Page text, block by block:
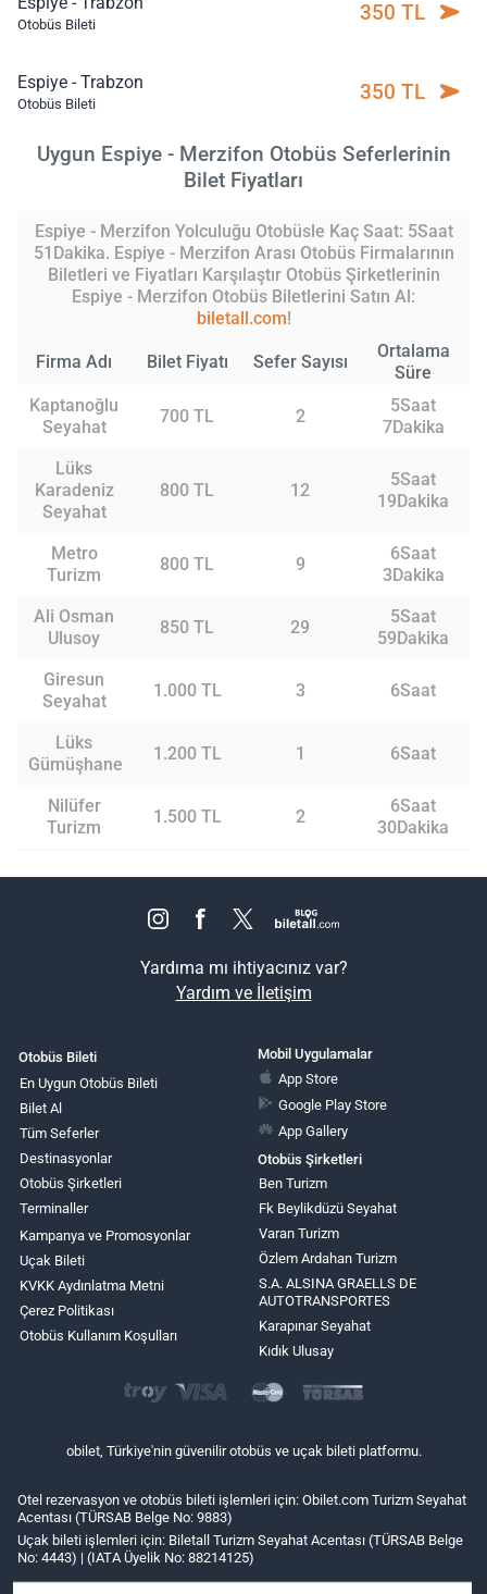
Otobüs Bileti 350 TL
Espiye - Trabzon
Otobüs Bileti 350 TL
Uygun Espiye - Merzifon Otobüs Seferlerinin
Bilet Fiyatları
Espiye - Merzifon Yolculuğu Otobüsle Kaç Saat: 5Saat
51Dakika. Espiye - Merzifon Arası Otobüs Firmalarının
Biletleri ve Fiyatları Karşılaştır Otobüs Şirketlerinin
Espiye - Merzifon Otobüs Biletlerini Satın Al:
biletall.com!
Firma Adı Bilet Fiyatı Sefer Sayısı
Ortalama
Süre
Kaptanoğlu
Seyahat
700 TL 2
5Saat
7Dakika
Lüks
Karadeniz
Seyahat
800 TL 12
5Saat
19Dakika
Metro
Turizm
800 TL 9
6Saat
3Dakika
Ali Osman
Ulusoy
850 TL 29
5Saat
59Dakika
Giresun
Seyahat
1.000 TL 3 6Saat
Lüks
Gümüşhane
1.200 TL 1 6Saat
Nilüfer
Turizm
1.500 TL 2
6Saat
30Dakika
Yardıma mı ihtiyacınız var?
Yardım ve İletişim
Otobüs Bileti
En Uygun Otobüs Bileti
Bilet Al
Tüm Seferler
Destinasyonlar
Otobüs Şirketleri
Terminaller
Kampanya ve Promosyonlar
Uçak Bileti
KVKK Aydınlatma Metni
Çerez Politikası
Otobüs Kullanım Koşulları
Mobil Uygulamalar
App Store
Google Play Store
App Gallery
Otobüs Şirketleri
Ben Turizm
Fk Beylikdüzü Seyahat
Varan Turizm
Özlem Ardahan Turizm
S.A. ALSINA GRAELLS DE
AUTOTRANSPORTES
Karapınar Seyahat
Kıdık Ulusay
obilet, Türkiye'nin güvenilir otobüs ve uçak bileti platformu.
Otel rezervasyon ve otobüs bileti işlemleri için: Obilet.com Turizm Seyahat
Acentası (TÜRSAB Belge No: 9883)
Uçak bileti işlemleri için: Biletall Turizm Seyahat Acentası (TÜRSAB Belge
No: 4443) | (IATA Üyelik No: 88214125)